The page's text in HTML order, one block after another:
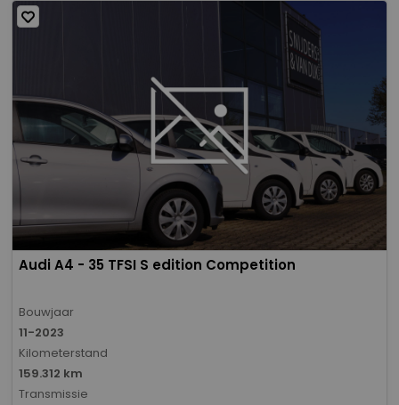
Audi A4 - 35 TFSI S edition Competition
Bouwjaar
11-2023
Kilometerstand
159.312 km
Transmissie